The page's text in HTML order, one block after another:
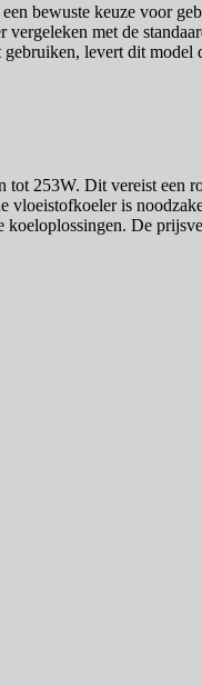
bewuste keuze voor
met de
levert dit model
253W. Dit vereist een
is
De